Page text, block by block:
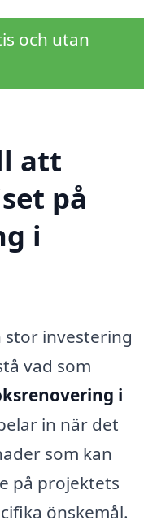
och utan
att
på
i
investering
vad som
i
in när det
som kan
på projektets
önskemål.